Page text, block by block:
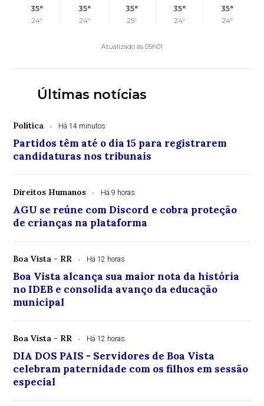
35°
24°
35°
24°
35°
25°
35°
24°
35°
24°
Atualizado às 05h01
Últimas notícias
Política Há 14 minutos
Partidos têm até o dia 15 para registrarem
candidaturas nos tribunais
Direitos Humanos Há 9 horas
AGU se reúne com Discord e cobra proteção
de crianças na plataforma
Boa Vista - RR Há 12 horas
Boa Vista alcança sua maior nota da história
no IDEB e consolida avanço da educação
municipal
Boa Vista - RR Há 12 horas
DIA DOS PAIS - Servidores de Boa Vista
celebram paternidade com os filhos em sessão
especial